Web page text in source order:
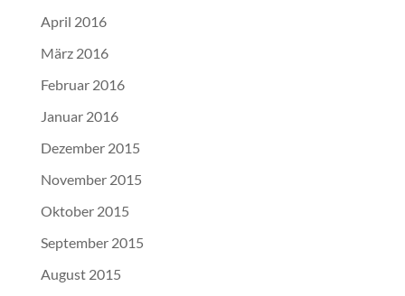
April 2016
März 2016
Februar 2016
Januar 2016
Dezember 2015
November 2015
Oktober 2015
September 2015
August 2015